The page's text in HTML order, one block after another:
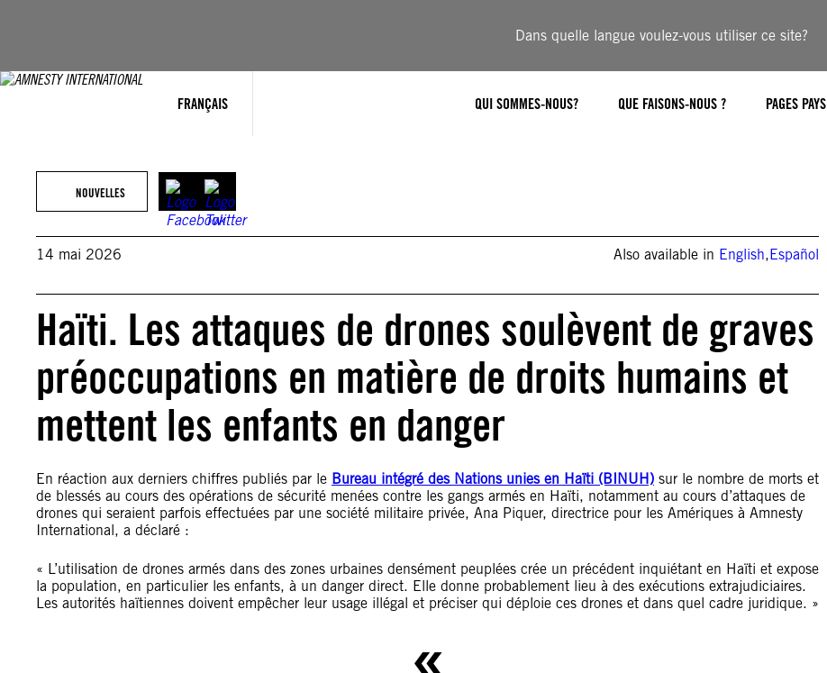
Dans quelle langue voulez-vous utiliser ce site?
FRANÇAIS QUI SOMMES-NOUS? QUE FAISONS-NOUS ? PAGES PAYS
NOUVELLES
14 mai 2026 Also available in English,Español
Haïti. Les attaques de drones soulèvent de graves
préoccupations en matière de droits humains et
mettent les enfants en danger
En réaction aux derniers chiffres publiés par le Bureau intégré des Nations unies en Haïti (BINUH) sur le nombre de morts et
de blessés au cours des opérations de sécurité menées contre les gangs armés en Haïti, notamment au cours d’attaques de
drones qui seraient parfois effectuées par une société militaire privée, Ana Piquer, directrice pour les Amériques à Amnesty
International, a déclaré :
« L’utilisation de drones armés dans des zones urbaines densément peuplées crée un précédent inquiétant en Haïti et expose
la population, en particulier les enfants, à un danger direct. Elle donne probablement lieu à des exécutions extrajudiciaires.
Les autorités haïtiennes doivent empêcher leur usage illégal et préciser qui déploie ces drones et dans quel cadre juridique. »